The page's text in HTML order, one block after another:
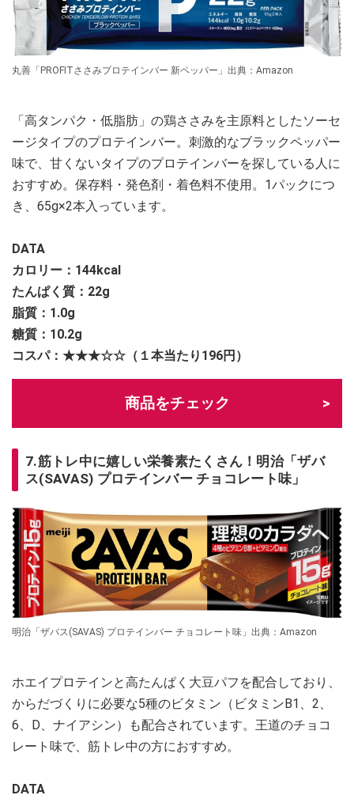
丸善「PROFITささみプロテインバー 新ペッパー」出典：Amazon
「高タンパク・低脂肪」の鶏ささみを主原料としたソーセ
ージタイプのプロテインバー。刺激的なブラックペッパー
味で、甘くないタイプのプロテインバーを探している人に
おすすめ。保存料・発色剤・着色料不使用。1パックにつ
き、65g×2本入っています。
DATA
カロリー：144kcal
たんぱく質：22g
脂質：1.0g
糖質：10.2g
コスパ：★★★☆☆（１本当たり196円）
商品をチェック
7.筋トレ中に嬉しい栄養素たくさん！明治「ザバ
ス(SAVAS) プロテインバー チョコレート味」
明治「ザバス(SAVAS) プロテインバー チョコレート味」出典：Amazon
ホエイプロテインと高たんぱく大豆パフを配合しており、
からだづくりに必要な5種のビタミン（ビタミンB1、2、
6、D、ナイアシン）も配合されています。王道のチョコ
レート味で、筋トレ中の方におすすめ。
DATA